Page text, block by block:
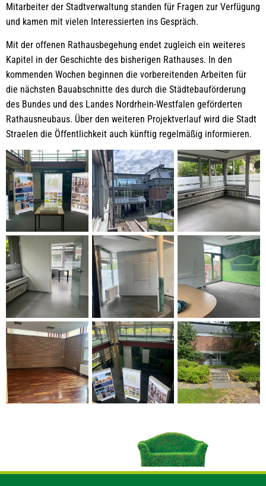
Mitarbeiter der Stadtverwaltung standen für Fragen zur Verfügung
und kamen mit vielen Interessierten ins Gespräch.
Mit der offenen Rathausbegehung endet zugleich ein weiteres
Kapitel in der Geschichte des bisherigen Rathauses. In den
kommenden Wochen beginnen die vorbereitenden Arbeiten für
die nächsten Bauabschnitte des durch die Städtebauförderung
des Bundes und des Landes Nordrhein-Westfalen geförderten
Rathausneubaus. Über den weiteren Projektverlauf wird die Stadt
Straelen die Öffentlichkeit auch künftig regelmäßig informieren.